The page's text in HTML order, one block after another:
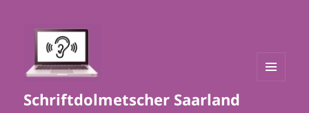
Schriftdolmetscher Saarland